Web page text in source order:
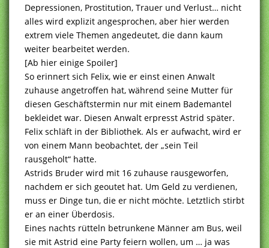
Depressionen, Prostitution, Trauer und Verlust… nicht
alles wird explizit angesprochen, aber hier werden
extrem viele Themen angedeutet, die dann kaum
weiter bearbeitet werden.
[Ab hier einige Spoiler]
So erinnert sich Felix, wie er einst einen Anwalt
zuhause angetroffen hat, während seine Mutter für
diesen Geschäftstermin nur mit einem Bademantel
bekleidet war. Diesen Anwalt erpresst Astrid später.
Felix schläft in der Bibliothek. Als er aufwacht, wird er
von einem Mann beobachtet, der „sein Teil
rausgeholt“ hatte.
Astrids Bruder wird mit 16 zuhause rausgeworfen,
nachdem er sich geoutet hat. Um Geld zu verdienen,
muss er Dinge tun, die er nicht möchte. Letztlich stirbt
er an einer Überdosis.
Eines nachts rütteln betrunkene Männer am Bus, weil
sie mit Astrid eine Party feiern wollen, um … ja was